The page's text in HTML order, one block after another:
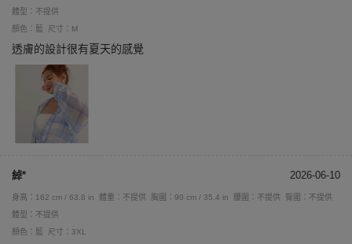
體型：不提供
顏色：藍
尺寸：M
透膚的設計很有夏天的感覺
綽* 2026-06-10
身高：162 cm / 63.8 in 體重：不提供 胸圍：90 cm / 35.4 in 腰圍：不提供
臀圍：不提供
體型：不提供
顏色：藍
尺寸：3XL